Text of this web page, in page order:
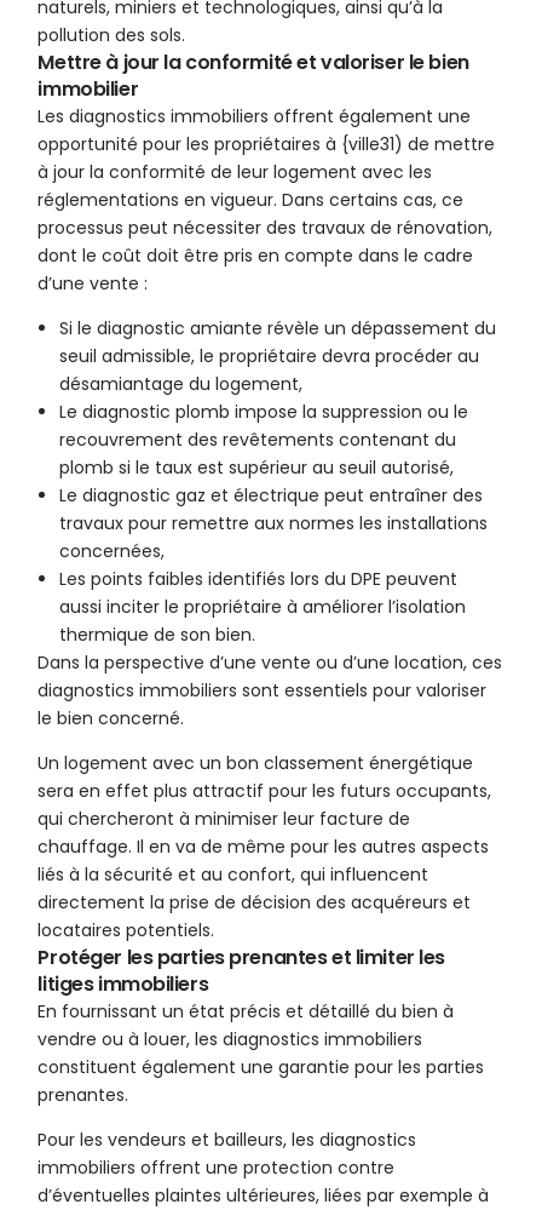
naturels, miniers et technologiques, ainsi qu’à la
pollution des sols.
Mettre à jour la conformité et valoriser le bien
immobilier
Les diagnostics immobiliers offrent également une
opportunité pour les propriétaires à {ville31) de mettre
à jour la conformité de leur logement avec les
réglementations en vigueur. Dans certains cas, ce
processus peut nécessiter des travaux de rénovation,
dont le coût doit être pris en compte dans le cadre
d’une vente :
Si le diagnostic amiante révèle un dépassement du
seuil admissible, le propriétaire devra procéder au
désamiantage du logement,
Le diagnostic plomb impose la suppression ou le
recouvrement des revêtements contenant du
plomb si le taux est supérieur au seuil autorisé,
Le diagnostic gaz et électrique peut entraîner des
travaux pour remettre aux normes les installations
concernées,
Les points faibles identifiés lors du DPE peuvent
aussi inciter le propriétaire à améliorer l’isolation
thermique de son bien.
Dans la perspective d’une vente ou d’une location, ces
diagnostics immobiliers sont essentiels pour valoriser
le bien concerné.
Un logement avec un bon classement énergétique
sera en effet plus attractif pour les futurs occupants,
qui chercheront à minimiser leur facture de
chauffage. Il en va de même pour les autres aspects
liés à la sécurité et au confort, qui influencent
directement la prise de décision des acquéreurs et
locataires potentiels.
Protéger les parties prenantes et limiter les
litiges immobiliers
En fournissant un état précis et détaillé du bien à
vendre ou à louer, les diagnostics immobiliers
constituent également une garantie pour les parties
prenantes.
Pour les vendeurs et bailleurs, les diagnostics
immobiliers offrent une protection contre
d’éventuelles plaintes ultérieures, liées par exemple à